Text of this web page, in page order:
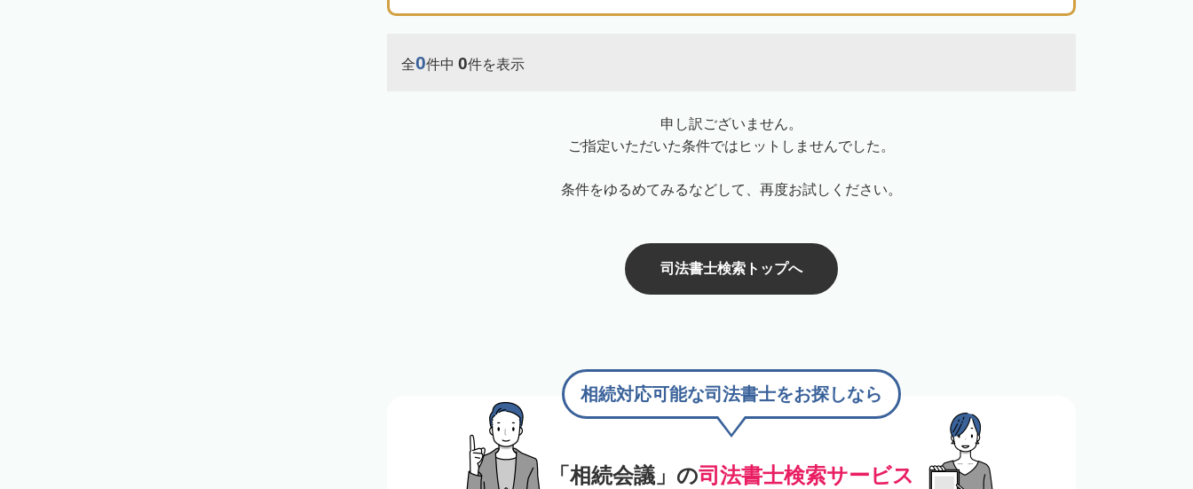
全0件中 0件を表示
申し訳ございません。
ご指定いただいた条件ではヒットしませんでした。
条件をゆるめてみるなどして、再度お試しください。
司法書士検索トップへ
「相続会議」の司法書士検索サービス
相続対応可能な司法書士をお探しなら